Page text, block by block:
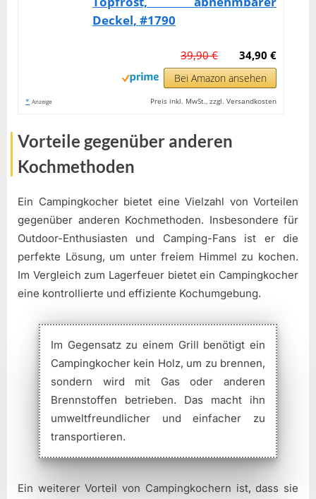
Deckel, #1790
34,90 €
39,90 €
Bei Amazon ansehen
* Anzeige Preis inkl. MwSt., zzgl. Versandkosten
Vorteile gegenüber anderen
Kochmethoden
Ein Campingkocher bietet eine Vielzahl von Vorteilen
gegenüber anderen Kochmethoden. Insbesondere für
Outdoor-Enthusiasten und Camping-Fans ist er die
perfekte Lösung, um unter freiem Himmel zu kochen.
Im Vergleich zum Lagerfeuer bietet ein Campingkocher
eine kontrollierte und effiziente Kochumgebung.
Im Gegensatz zu einem Grill benötigt ein
Campingkocher kein Holz, um zu brennen,
sondern wird mit Gas oder anderen
Brennstoffen betrieben. Das macht ihn
umweltfreundlicher und einfacher zu
transportieren.
Ein weiterer Vorteil von Campingkochern ist, dass sie